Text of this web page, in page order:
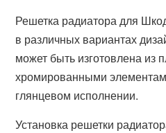
Решетка радиатора для
в различных вариантах
может быть изготовлена из
хромированными
глянцевом исполнении.
Установка решетки